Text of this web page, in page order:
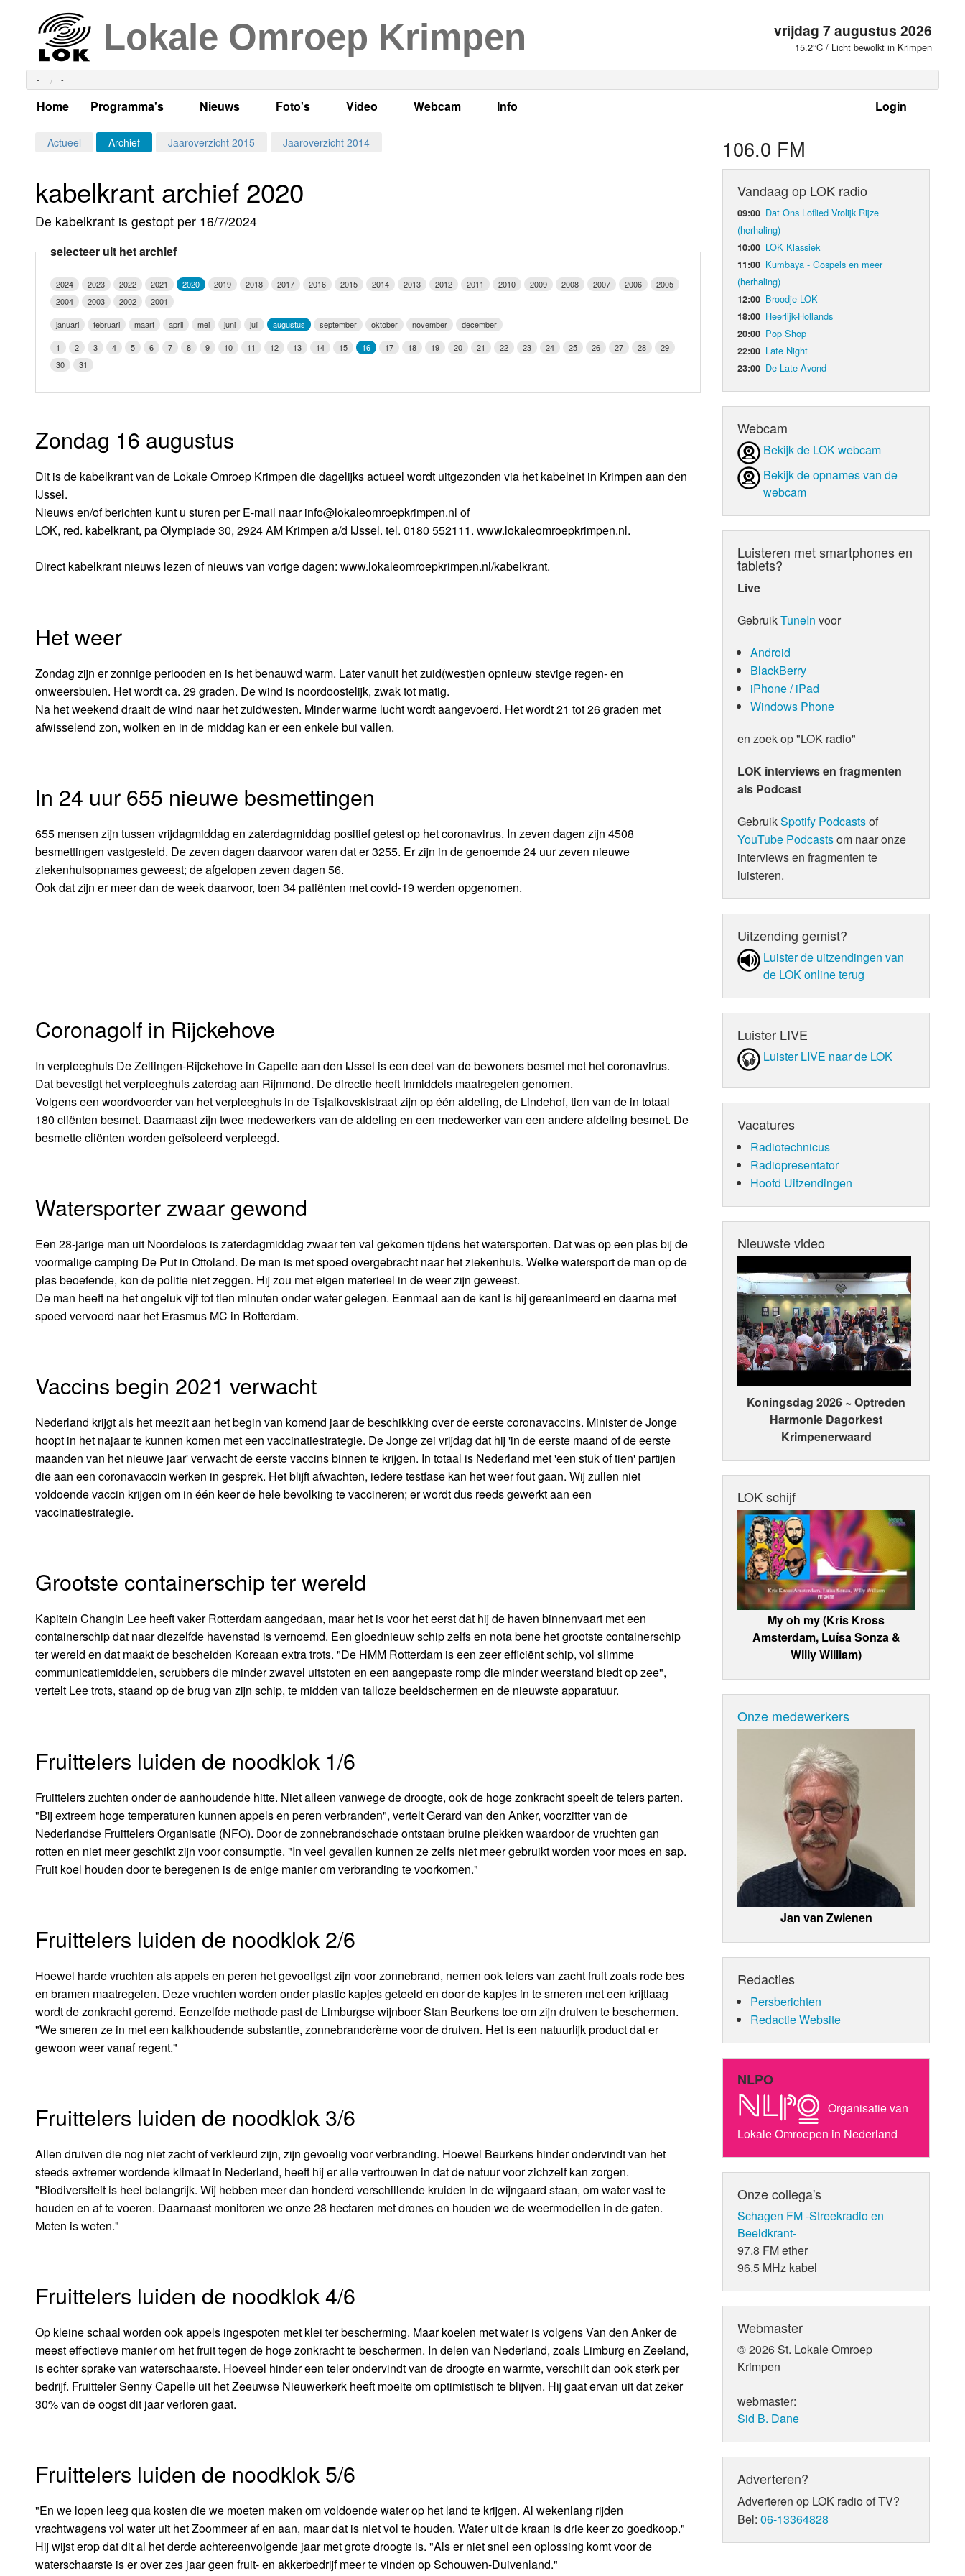
Lokale Omroep Krimpen vrijdag 7 augustus 2026
15.2°C / Licht bewolkt in Krimpen
- -
Login
Home Programma's
Alle dagen
Per dag
Maandag
Vrijdag
Luister LOK Live
LOK schijf
Oude LOK programma's
Nieuws
Actueel Lokaal Nieuws
Kabelkrant
Foto's
Algemeen
Programma's
Video
LOK TV
Webcam Info
Weerman
Actueel Archief Jaaroverzicht 2015 Jaaroverzicht 2014
kabelkrant archief 2020
De kabelkrant is gestopt per 16/7/2024
selecteer uit het archief
2024 2023 2022 2021 2020 2019 2018 2017 2016 2015 2014 2013 2012 2011 2010 2009 2008 2007 2006
2005
2004
2003 2002
2001
januari
februari maart april mei juni juli augustus september oktober november
december
1
2 3 4 5 6 7 8 9 10 11 12 13 14 15 16 17 18 19 20 21 22 23 24 25 26 27 28
29
30
31
Zondag 16 augustus
Dit is de kabelkrant van de Lokale Omroep Krimpen die dagelijks actueel wordt uitgezonden via het kabelnet in Krimpen aan den
IJssel.
Nieuws en/of berichten kunt u sturen per E-mail naar info@lokaleomroepkrimpen.nl of
LOK, red. kabelkrant, pa Olympiade 30, 2924 AM Krimpen a/d IJssel. tel. 0180 552111. www.lokaleomroepkrimpen.nl.
Direct kabelkrant nieuws lezen of nieuws van vorige dagen: www.lokaleomroepkrimpen.nl/kabelkrant.
Het weer
Zondag zijn er zonnige periooden en is het benauwd warm. Later vanuit het zuid(west)en opnieuw stevige regen- en
onweersbuien. Het wordt ca. 29 graden. De wind is noordoostelijk, zwak tot matig.
Na het weekend draait de wind naar het zuidwesten. Minder warme lucht wordt aangevoerd. Het wordt 21 tot 26 graden met
afwisselend zon, wolken en in de middag kan er een enkele bui vallen.
In 24 uur 655 nieuwe besmettingen
655 mensen zijn tussen vrijdagmiddag en zaterdagmiddag positief getest op het coronavirus. In zeven dagen zijn 4508
besmettingen vastgesteld. De zeven dagen daarvoor waren dat er 3255. Er zijn in de genoemde 24 uur zeven nieuwe
ziekenhuisopnames geweest; de afgelopen zeven dagen 56.
Ook dat zijn er meer dan de week daarvoor, toen 34 patiënten met covid-19 werden opgenomen.
Coronagolf in Rijckehove
In verpleeghuis De Zellingen-Rijckehove in Capelle aan den IJssel is een deel van de bewoners besmet met het coronavirus.
Dat bevestigt het verpleeghuis zaterdag aan Rijnmond. De directie heeft inmiddels maatregelen genomen.
Volgens een woordvoerder van het verpleeghuis in de Tsjaikovskistraat zijn op één afdeling, de Lindehof, tien van de in totaal
180 cliënten besmet. Daarnaast zijn twee medewerkers van de afdeling en een medewerker van een andere afdeling besmet. De
besmette cliënten worden geïsoleerd verpleegd.
Watersporter zwaar gewond
Een 28-jarige man uit Noordeloos is zaterdagmiddag zwaar ten val gekomen tijdens het watersporten. Dat was op een plas bij de
voormalige camping De Put in Ottoland. De man is met spoed overgebracht naar het ziekenhuis. Welke watersport de man op de
plas beoefende, kon de politie niet zeggen. Hij zou met eigen materieel in de weer zijn geweest.
De man heeft na het ongeluk vijf tot tien minuten onder water gelegen. Eenmaal aan de kant is hij gereanimeerd en daarna met
spoed vervoerd naar het Erasmus MC in Rotterdam.
Vaccins begin 2021 verwacht
Nederland krijgt als het meezit aan het begin van komend jaar de beschikking over de eerste coronavaccins. Minister de Jonge
hoopt in het najaar te kunnen komen met een vaccinatiestrategie. De Jonge zei vrijdag dat hij 'in de eerste maand of de eerste
maanden van het nieuwe jaar' verwacht de eerste vaccins binnen te krijgen. In totaal is Nederland met 'een stuk of tien' partijen
die aan een coronavaccin werken in gesprek. Het blijft afwachten, iedere testfase kan het weer fout gaan. Wij zullen niet
voldoende vaccin krijgen om in één keer de hele bevolking te vaccineren; er wordt dus reeds gewerkt aan een
vaccinatiestrategie.
Grootste containerschip ter wereld
Kapitein Changin Lee heeft vaker Rotterdam aangedaan, maar het is voor het eerst dat hij de haven binnenvaart met een
containerschip dat naar diezelfde havenstad is vernoemd. Een gloednieuw schip zelfs en nota bene het grootste containerschip
ter wereld en dat maakt de bescheiden Koreaan extra trots. "De HMM Rotterdam is een zeer efficiënt schip, vol slimme
communicatiemiddelen, scrubbers die minder zwavel uitstoten en een aangepaste romp die minder weerstand biedt op zee",
vertelt Lee trots, staand op de brug van zijn schip, te midden van talloze beeldschermen en de nieuwste apparatuur.
Fruittelers luiden de noodklok 1/6
Fruittelers zuchten onder de aanhoudende hitte. Niet alleen vanwege de droogte, ook de hoge zonkracht speelt de telers parten.
"Bij extreem hoge temperaturen kunnen appels en peren verbranden", vertelt Gerard van den Anker, voorzitter van de
Nederlandse Fruittelers Organisatie (NFO). Door de zonnebrandschade ontstaan bruine plekken waardoor de vruchten gan
rotten en niet meer geschikt zijn voor consumptie. "In veel gevallen kunnen ze zelfs niet meer gebruikt worden voor moes en sap.
Fruit koel houden door te beregenen is de enige manier om verbranding te voorkomen."
Fruittelers luiden de noodklok 2/6
Hoewel harde vruchten als appels en peren het gevoeligst zijn voor zonnebrand, nemen ook telers van zacht fruit zoals rode bes
en bramen maatregelen. Deze vruchten worden onder plastic kapjes geteeld en door de kapjes in te smeren met een krijtlaag
wordt de zonkracht geremd. Eenzelfde methode past de Limburgse wijnboer Stan Beurkens toe om zijn druiven te beschermen.
"We smeren ze in met een kalkhoudende substantie, zonnebrandcrème voor de druiven. Het is een natuurlijk product dat er
gewoon weer vanaf regent."
Fruittelers luiden de noodklok 3/6
Allen druiven die nog niet zacht of verkleurd zijn, zijn gevoelig voor verbranding. Hoewel Beurkens hinder ondervindt van het
steeds extremer wordende klimaat in Nederland, heeft hij er alle vertrouwen in dat de natuur voor zichzelf kan zorgen.
"Biodiversiteit is heel belangrijk. Wij hebben meer dan honderd verschillende kruiden in de wijngaard staan, om water vast te
houden en af te voeren. Daarnaast monitoren we onze 28 hectaren met drones en houden we de weermodellen in de gaten.
Meten is weten."
Fruittelers luiden de noodklok 4/6
Op kleine schaal worden ook appels ingespoten met klei ter bescherming. Maar koelen met water is volgens Van den Anker de
meest effectieve manier om het fruit tegen de hoge zonkracht te beschermen. In delen van Nederland, zoals Limburg en Zeeland,
is echter sprake van waterschaarste. Hoeveel hinder een teler ondervindt van de droogte en warmte, verschilt dan ook sterk per
bedrijf. Fruitteler Senny Capelle uit het Zeeuwse Nieuwerkerk heeft moeite om optimistisch te blijven. Hij gaat ervan uit dat zeker
30% van de oogst dit jaar verloren gaat.
Fruittelers luiden de noodklok 5/6
"En we lopen leeg qua kosten die we moeten maken om voldoende water op het land te krijgen. Al wekenlang rijden
vrachtwagens vol water uit het Zoommeer af en aan, maar dat is niet vol te houden. Water uit de kraan is drie keer zo goedkoop."
Hij wijst erop dat dit al het derde achtereenvolgende jaar met grote droogte is. "Als er niet snel een oplossing komt voor de
waterschaarste is er over zes jaar geen fruit- en akkerbedrijf meer te vinden op Schouwen-Duivenland."
106.0 FM
Vandaag op LOK radio
09:00 Dat Ons Loflied Vrolijk Rijze
(herhaling)
10:00 LOK Klassiek
11:00 Kumbaya - Gospels en meer
(herhaling)
12:00 Broodje LOK
18:00 Heerlijk-Hollands
20:00 Pop Shop
22:00 Late Night
23:00 De Late Avond
Webcam
Bekijk de LOK webcam
Bekijk de opnames van de
webcam
Luisteren met smartphones en
tablets?
Live
GebruikTuneIn voor
Android
BlackBerry
iPhone / iPad
Windows Phone
en zoek op "LOK radio"
LOK interviews en fragmenten
als Podcast
GebruikSpotify Podcastsof
YouTube Podcastsom naar onze
interviews en fragmenten te
luisteren.
Uitzending gemist?
Luister de uit­zen­din­gen van
de LOK online terug
Luister LIVE
Luister LIVE naar de LOK
Vacatures
Radiotechnicus
Radiopresentator
Hoofd Uitzendingen
Nieuwste video
Koningsdag 2026 ~ Optreden
Harmonie Dagorkest
Krimpenerwaard
LOK schijf
My oh my (Kris Kross
Amsterdam, Luísa Sonza &
Willy William)
Onze medewerkers
Jan van Zwienen
Redacties
Persberichten
Redactie Website
NLPO
Organisatie van
Lokale Omroepen in Nederland
Onze collega's
Schagen FM -Streekradio en
Beeldkrant-
97.8 FM ether
96.5 MHz kabel
Webmaster
© 2026 St. Lokale Omroep
Krimpen
webmaster:
Sid B. Dane
Adverteren?
Adverteren op LOK radio of TV?
Bel:06-13364828